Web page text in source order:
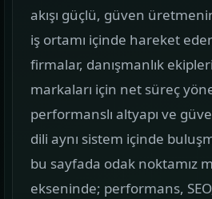
Hizmetler
Web, yazılım,
tek yerden
Kurumsal Web
E-ticaret Sitesi
SATIŞ VITRINI
akışı güçlü, güven
iş ortamı içinde hareket
firmalar, danışmanlık
markaları için net süreç
performanslı altyapı ve
dili aynı sistem içinde
bu sayfada odak noktamız
ekseninde; performans,